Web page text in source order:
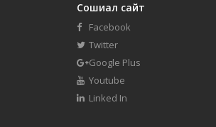
Сошиал сайт
Facebook
Twitter
Google Plus
Youtube
Linked In